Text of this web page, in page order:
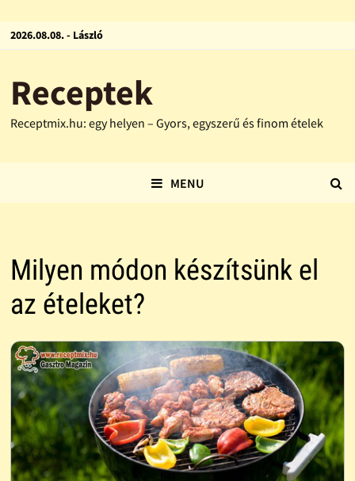
2026.08.08. - László
Receptek
Receptmix.hu: egy helyen – Gyors, egyszerű és finom ételek
MENU
Milyen módon készítsünk el
az ételeket?